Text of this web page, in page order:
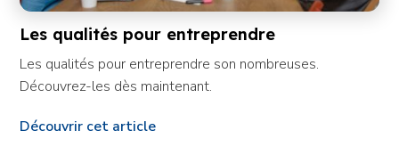
Les qualités pour entreprendre
Les qualités pour entreprendre son nombreuses.
Découvrez-les dès maintenant.
Découvrir cet article